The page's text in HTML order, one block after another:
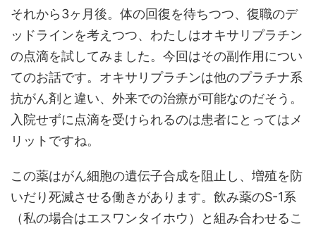
それから3ヶ月後。体の回復を待ちつつ、復職のデ
ッドラインを考えつつ、わたしはオキサリプラチン
の点滴を試してみました。今回はその副作用につい
てのお話です。オキサリプラチンは他のプラチナ系
抗がん剤と違い、外来での治療が可能なのだそう。
入院せずに点滴を受けられるのは患者にとってはメ
リットですね。
この薬はがん細胞の遺伝子合成を阻止し、増殖を防
いだり死滅させる働きがあります。飲み薬のS-1系
（私の場合はエスワンタイホウ）と組み合わせるこ